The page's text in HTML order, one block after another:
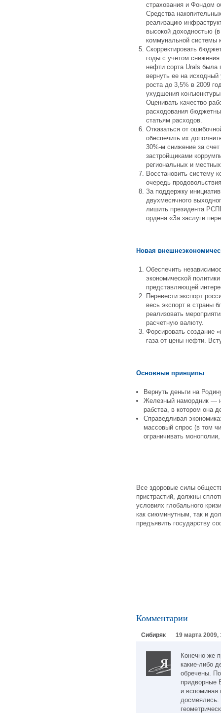
страхования и Фондом
Средства
реализацию
высокой доходностью
коммунальной системы
Скорректировать
годы с учетом
нефти сорта Urals
вернуть ее на
роста до 3,5% в 2009
ухудшения
Оценивать качество
расходования
статьям расходов.
Отказаться от
обеспечить их
30%-м снижение за
застройщиками
региональных и
Восстановить систему
очередь
За поддержку
двухмесячного
лишить президента
ордена «За заслуги
Новая
Обеспечить
экономической
представляющей
Перевести экспорт
весь экспорт в страны
реализовать
расчетную валюту.
Форсировать создание
газа от цены нефти.
Основные принципы
Вернуть деньги на
Железный намордник —
рабства, в котором она
Справедливая
массовый спрос (в том
ограничивать
Все здоровые силы
пристрастий, должны
условиях глобального
как сиюминутным, так и
предъявить государству
Комментарии
Сибиряк 19 марта 2009,
Конечно же
какие-либо
обречены.
придворные
и вспоминая
досмеялись.